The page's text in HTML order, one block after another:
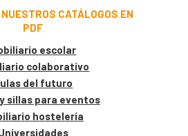
NUESTROS CATÁLOGOS EN
PDF
escolar
colaborativo
del futuro
sillas para eventos
hostelería